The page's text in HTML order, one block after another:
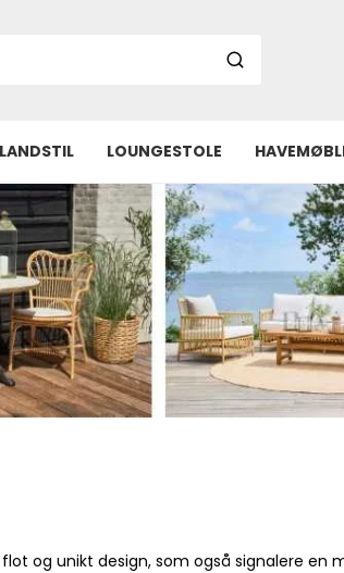
LOUNGESTOLE
og unikt design, som også signalere en